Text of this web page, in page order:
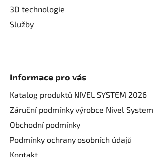
3D technologie
Služby
Informace pro vás
Katalog produktů NIVEL SYSTEM 2026
Záruční podmínky výrobce Nivel System
Obchodní podmínky
Podmínky ochrany osobních údajů
Kontakt